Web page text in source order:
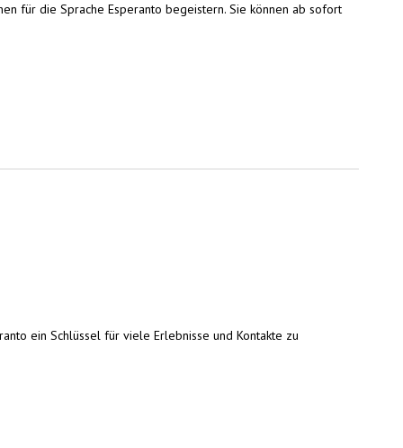
für die Sprache Esperanto begeistern. Sie können ab sofort
ein Schlüssel für viele Erlebnisse und Kontakte zu